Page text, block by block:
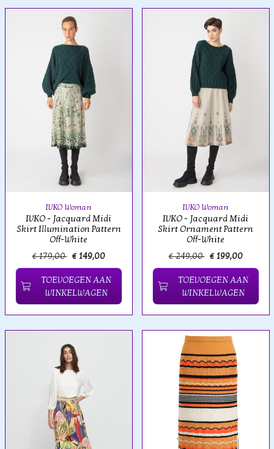
IVKO Woman
IVKO - Jacquard Midi
Skirt Illumination Pattern
Off-White
€ 179,00 € 149,00
TOEVOEGEN AAN
WINKELWAGEN
IVKO Woman
IVKO - Jacquard Midi
Skirt Ornament Pattern
Off-White
€ 249,00 € 199,00
TOEVOEGEN AAN
WINKELWAGEN